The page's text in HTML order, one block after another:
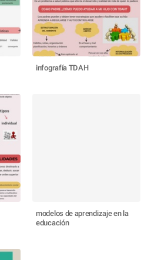
infografía TDAH
modelos de aprendizaje en la
educación